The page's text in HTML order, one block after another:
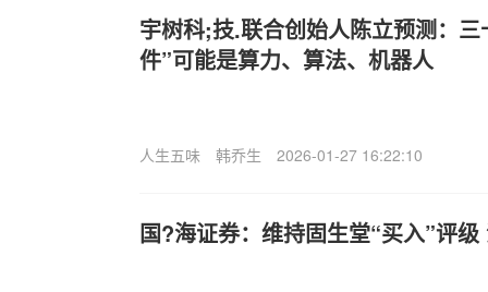
宇树科;技.联合创始人陈立预测：
件”可能是算力、算法、机器人
人生五味 韩乔生 2026-01-27 16:22:10
国?海证券：维持固生堂“买入”评